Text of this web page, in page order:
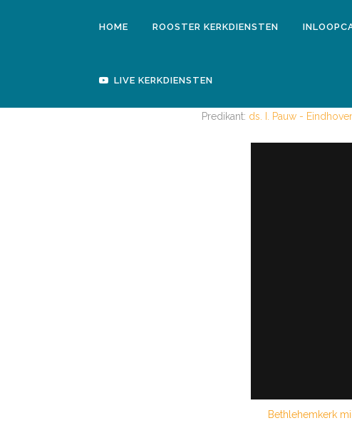
HOME ROOSTER KERKDIENSTEN
LIVE KERKDIENSTEN
Predikant: ds. I. Pauw -
Bethlehemkerk